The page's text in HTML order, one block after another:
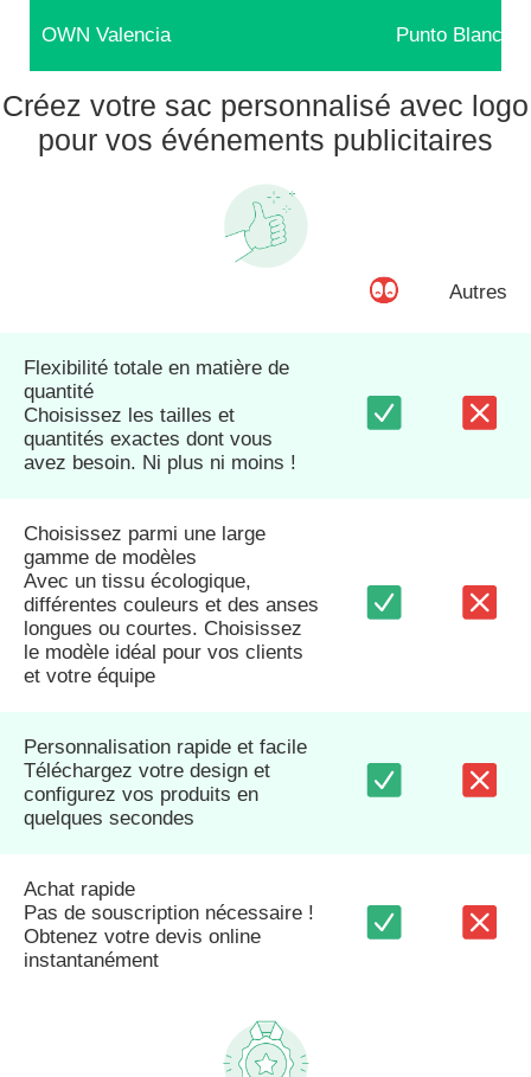
OWN Valencia Punto Blanco
Créez votre sac personnalisé avec logo
pour vos événements publicitaires
Autres
Flexibilité totale en matière de
quantité
Choisissez les tailles et
quantités exactes dont vous
avez besoin. Ni plus ni moins !
Choisissez parmi une large
gamme de modèles
Avec un tissu écologique,
différentes couleurs et des anses
longues ou courtes. Choisissez
le modèle idéal pour vos clients
et votre équipe
Personnalisation rapide et facile
Téléchargez votre design et
configurez vos produits en
quelques secondes
Achat rapide
Pas de souscription nécessaire !
Obtenez votre devis online
instantanément